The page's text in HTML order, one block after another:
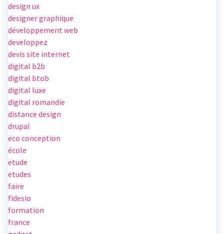
design ux
designer graphique
développement web
developpez
devis site internet
digital b2b
digital btob
digital luxe
digital romandie
distance design
drupal
eco conception
école
etude
etudes
faire
fidesio
formation
france